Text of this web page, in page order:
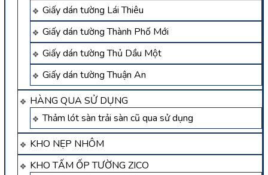
Giấy dán tường Lái Thiêu
Giấy dán tường Thành Phố Mới
Giấy dán tường Thủ Dầu Một
Giấy dán tường Thuận An
HÀNG QUA SỬ DỤNG
Thảm lót sàn trải sàn cũ qua sử dụng
KHO NẸP NHÔM
KHO TẤM ỐP TƯỜNG ZICO